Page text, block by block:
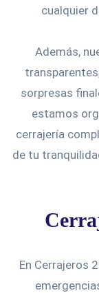
cualquier
Además,
sorpresas
estamos
cerrajería
de tu
En Cerrajeros